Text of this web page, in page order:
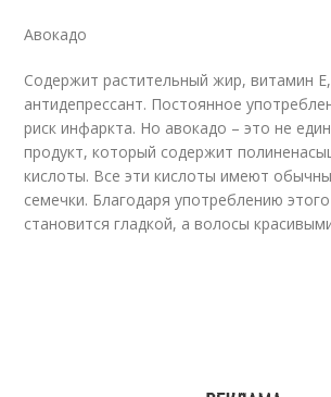
Авокадо
Содержит растительный жир, витамин
антидепрессант. Постоянное
риск инфаркта. Но авокадо – это не
продукт, который содержит
кислоты. Все эти кислоты имеют
семечки. Благодаря употреблению
становится гладкой, а волосы